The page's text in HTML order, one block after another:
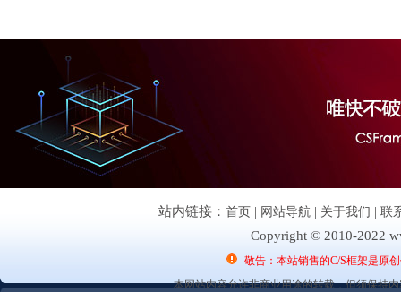
站内链接： 首页 | 网站导航 | 关于我们 | 联
Copyright © 2010-2022
敬告：本站销售的C/S框架是原
本网站内容允许非商业用途的转载，但须保持